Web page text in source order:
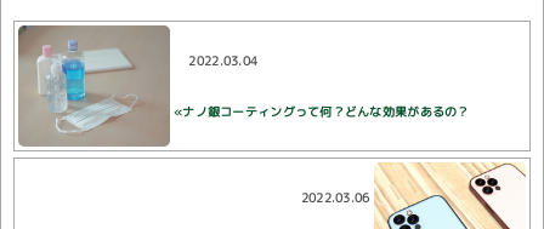
2022.03.04
«ナノ銀コーティングって何？どんな効果があるの？
2022.03.06